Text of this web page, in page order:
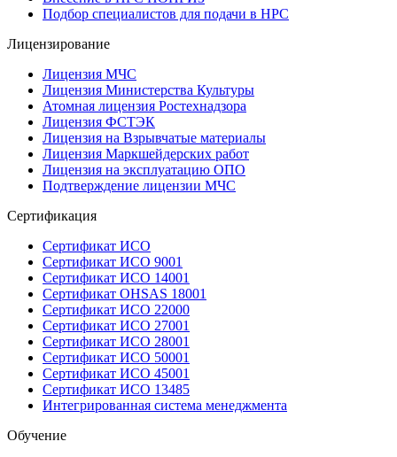
Подбор специалистов для подачи в НРС
Лицензирование
Лицензия МЧС
Лицензия Министерства Культуры
Атомная лицензия Ростехнадзора
Лицензия ФСТЭК
Лицензия на Взрывчатые материалы
Лицензия Маркшейдерских работ
Лицензия на эксплуатацию ОПО
Подтверждение лицензии МЧС
Сертификация
Сертификат ИСО
Сертификат ИСО 9001
Сертификат ИСО 14001
Сертификат OHSAS 18001
Сертификат ИСО 22000
Сертификат ИСО 27001
Сертификат ИСО 28001
Сертификат ИСО 50001
Сертификат ИСО 45001
Сертификат ИСО 13485
Интегрированная система менеджмента
Обучение